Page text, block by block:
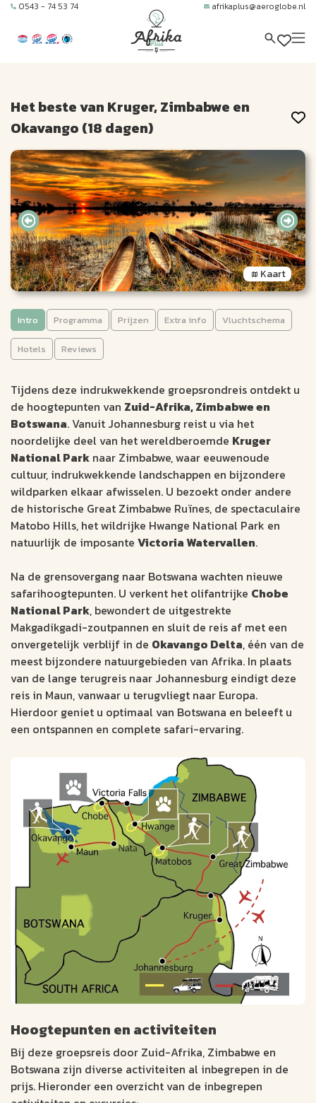
0543 - 74 53 74 afrikaplus@aeroglobe.nl
Het beste van Kruger, Zimbabwe en
Okavango (18 dagen)
Kaart
Het beste van Kruger,
Zimbabwe en Okavango
(18 dagen)
GROEPSRONDREIS
Johannesburg
18 dagen
Maun
Deelnemers: max.12
Van Kruger National Park tot de Okavango Delta
Safari's per 4x4, boot én traditionele mokoro
UNESCO-werelderfgoed en de Victoria Watervallen
v.a. € 3759
Bekijk data &
prijzen
Offerte op
maat
Intro Programma Prijzen Extra info Vluchtschema
Hotels Reviews
Tijdens deze indrukwekkende groepsrondreis ontdekt u
de hoogtepunten van Zuid-Afrika, Zimbabwe en
Botswana. Vanuit Johannesburg reist u via het
noordelijke deel van het wereldberoemde Kruger
National Park naar Zimbabwe, waar eeuwenoude
cultuur, indrukwekkende landschappen en bijzondere
wildparken elkaar afwisselen. U bezoekt onder andere
de historische Great Zimbabwe Ruïnes, de spectaculaire
Matobo Hills, het wildrijke Hwange National Park en
natuurlijk de imposante Victoria Watervallen.
Na de grensovergang naar Botswana wachten nieuwe
safarihoogtepunten. U verkent het olifantrijke Chobe
National Park, bewondert de uitgestrekte
Makgadikgadi-zoutpannen en sluit de reis af met een
onvergetelijk verblijf in de Okavango Delta, één van de
meest bijzondere natuurgebieden van Afrika. In plaats
van de lange terugreis naar Johannesburg eindigt deze
reis in Maun, vanwaar u terugvliegt naar Europa.
Hierdoor geniet u optimaal van Botswana en beleeft u
een ontspannen en complete safari-ervaring.
Hoogtepunten en activiteiten
Bij deze groepsreis door Zuid-Afrika, Zimbabwe en
Botswana zijn diverse activiteiten al inbegrepen in de
prijs. Hieronder een overzicht van de inbegrepen